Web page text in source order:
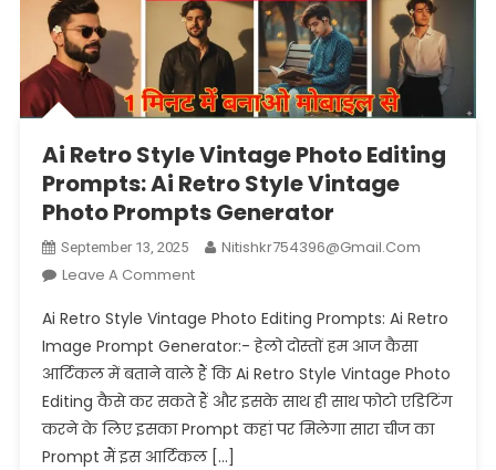
Ai Retro Style Vintage Photo Editing
Prompts: Ai Retro Style Vintage
Photo Prompts Generator
September 13, 2025
Nitishkr754396@gmail.com
Leave A CommentOn
Retro
Style
Vintage
Photo
Editing
Prompts:
Ai Retro Style Vintage Photo Editing Prompts: Ai Retro
Image Prompt Generator:- हेलो दोस्तों हम आज कैसा
आर्टिकल में बताने वाले हैं कि Ai Retro Style Vintage Photo
Editing कैसे कर सकते हैं और इसके साथ ही साथ फोटो एडिटिंग
करने के लिए इसका Prompt कहां पर मिलेगा सारा चीज का
Prompt मैं इस आर्टिकल […]